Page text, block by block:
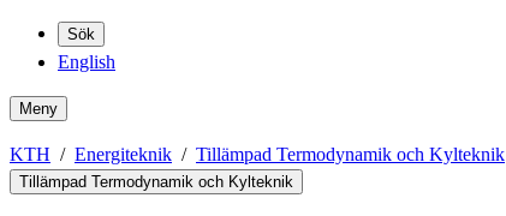
Sök
English
Meny
KTH Energiteknik Tillämpad Termodynamik och Kylteknik
Tillämpad Termodynamik och Kylteknik